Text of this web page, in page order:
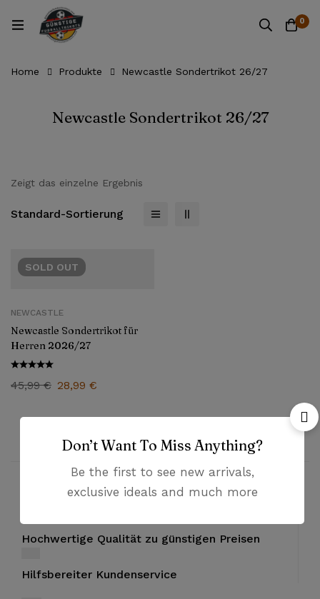
0
Home Produkte Newcastle Sondertrikot 26/27
Newcastle Sondertrikot 26/27
Zeigt das einzelne Ergebnis
Standard-Sortierung
SOLD OUT
NEWCASTLE
Newcastle Sondertrikot für
Herren 2026/27
45,99€ 28,99 €
Hochwertige Qualität zu günstigen Preisen
Hilfsbereiter Kundenservice
Don’t Want To Miss Anything?
Be the first to see new arrivals,
exclusive ideals and much more